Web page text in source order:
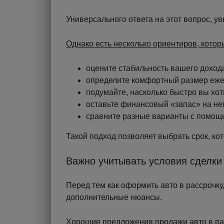
Универсального ответа на этот вопрос,
Однако есть несколько ориентиров,
оцените стабильность вашего
определите комфортный размер
подумайте, насколько быстро вы
оставьте финансовый «запас» на
сравните разные варианты с
Такой подход позволяет выбрать срок,
Важно учитывать условия сделки
Перед тем как оформить авто в
дополнительные нюансы.
Хорошие предложения продажи авто в